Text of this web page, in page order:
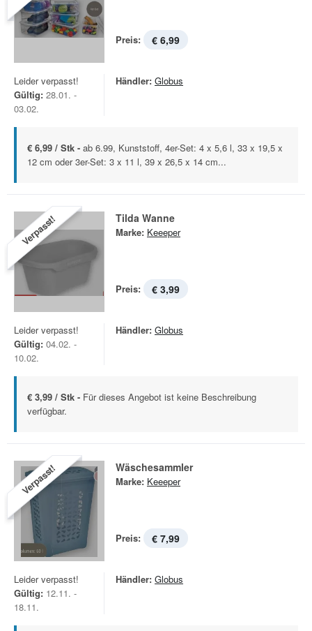
Preis: € 6,99
Leider verpasst!
Gültig: 28.01. -
03.02.
Händler: Globus
€ 6,99 / Stk - ab 6.99, Kunststoff, 4er-Set: 4 x 5,6 l, 33 x 19,5 x
12 cm oder 3er-Set: 3 x 11 l, 39 x 26,5 x 14 cm...
Verpasst! Tilda Wanne
Marke: Keeeper
Preis: € 3,99
Leider verpasst!
Gültig: 04.02. -
10.02.
Händler: Globus
€ 3,99 / Stk - Für dieses Angebot ist keine Beschreibung
verfügbar.
Verpasst! Wäschesammler
Marke: Keeeper
Preis: € 7,99
Leider verpasst!
Gültig: 12.11. -
18.11.
Händler: Globus